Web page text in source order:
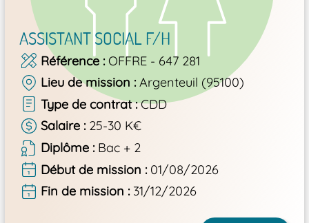
ASSISTANT SOCIAL F/H
Référence OFFRE - 647 281
Lieu de mission
Argenteuil (95100)
Type de contrat CDD
Salaire
25-30 K€
Diplôme
Bac + 2
Début de mission
01/08/2026
Fin de mission
31/12/2026